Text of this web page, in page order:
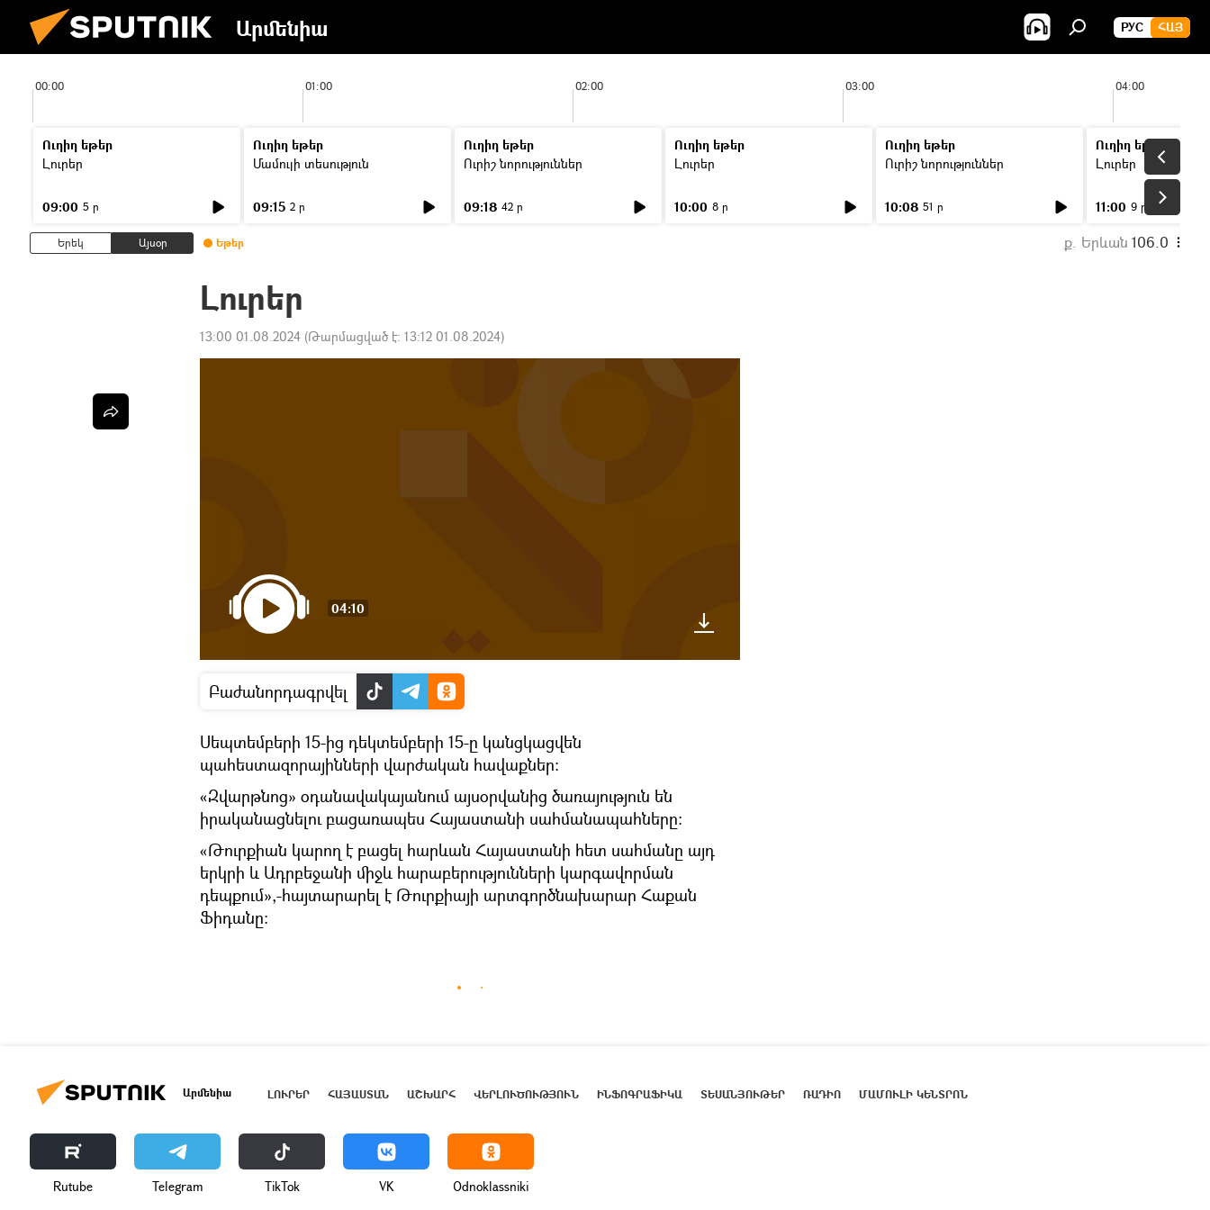
Արմենիա РУС ՀԱՅ
00:00 01:00 02:00 03:00 04:00
Ուղիղ եթեր
Լուրեր
09:00 5 ր
Ուղիղ եթեր
Մամուլի տեսություն
09:15 2 ր
Ուղիղ եթեր
Ուրիշ նորություններ
09:18 42 ր
Ուղիղ եթեր
Լուրեր
10:00 8 ր
Ուղիղ եթեր
Ուրիշ նորություններ
10:08 51 ր
Ուղիղ եթեր
Լուրեր
11:00 9 ր
Երեկ Այսօր Եթեր ք. Երևան 106.0
Լուրեր
13:00 01.08.2024 (Թարմացված է: 13:12 01.08.2024)
04:10
Բաժանորդագրվել
Սեպտեմբերի 15-ից դեկտեմբերի 15-ը կանցկացվեն
պահեստազորայինների վարժական հավաքներ։
«Զվարթնոց» օդանավակայանում այսօրվանից ծառայություն են
իրականացնելու բացառապես Հայաստանի սահմանապահները։
«Թուրքիան կարող է բացել հարևան Հայաստանի հետ սահմանը այդ
երկրի և Ադրբեջանի միջև հարաբերությունների կարգավորման
դեպքում»,-հայտարարել է Թուրքիայի արտգործնախարար Հաքան
Ֆիդանը։
Արմենիա ԼՈՒՐԵՐ ՀԱՅԱՍՏԱՆ ԱՇԽԱՐՀ ՎԵՐԼՈՒԾՈՒԹՅՈՒՆ ԻՆՖՈԳՐԱՖԻԿԱ ՏԵՍԱՆՅՈՒԹԵՐ ՌԱԴԻՈ ՄԱՄՈՒԼԻ ԿԵՆՏՐՈՆ
Rutube Telegram ТikТоk VK Odnoklassniki